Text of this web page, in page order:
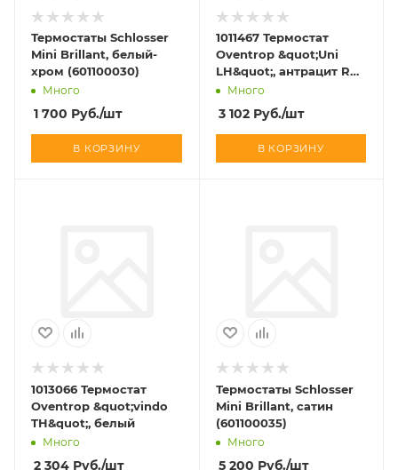
Термостаты Schlosser
Mini Brillant, белый-
хром (601100030)
Много
1 700 Руб./шт
В КОРЗИНУ
1011467 Термостат
Oventrop &quot;Uni
LH&quot;, антрацит RAL
7016Много
3 102Руб./шт
В КОРЗИНУ
1013066 Термостат
Oventrop &quot;vindo
TH&quot;, белый
Много
2 304 Руб./шт
Термостаты Schlosser
Mini Brillant, сатин
(601100035)
Много
5 200 Руб./шт